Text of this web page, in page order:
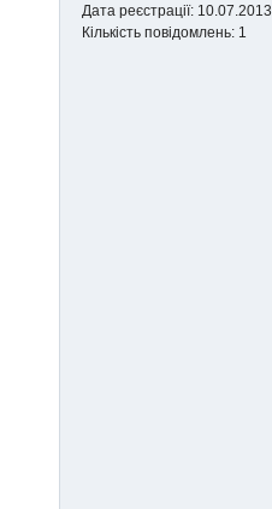
Дата реєстрації: 10.07.2013
Кількість повідомлень: 1